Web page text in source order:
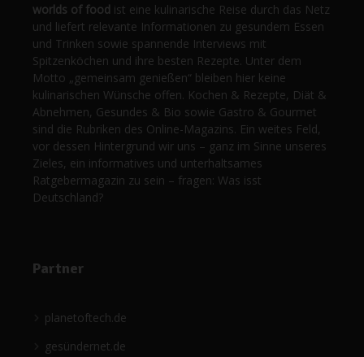
worlds of food ist eine kulinarische Reise durch das Netz
und liefert relevante Informationen zu gesundem Essen
und Trinken sowie spannende Interviews mit
Spitzenköchen und ihre besten Rezepte. Unter dem
Motto „gemeinsam genießen“ bleiben hier keine
kulinarischen Wünsche offen. Kochen & Rezepte, Diät &
Abnehmen, Gesundes & Bio sowie Gastro & Gourmet
sind die Rubriken des Online-Magazins. Ein weites Feld,
vor dessen Hintergrund wir uns – ganz im Sinne unseres
Zieles, ein informatives und unterhaltsames
Ratgebermagazin zu sein – fragen: Was isst
Deutschland?
Partner
planetoftech.de
gesündernet.de